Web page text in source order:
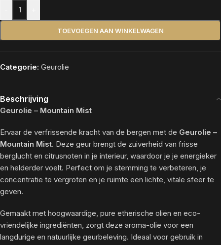
TOEVOEGEN AAN WINKELWAGEN
Alternative:
Categorie: Geurolie
Beschrijving
Geurolie – Mountain Mist
Ervaar de verfrissende kracht van de bergen met de Geurolie –
Mountain Mist. Deze geur brengt de zuiverheid van frisse
berglucht en citrusnoten in je interieur, waardoor je je energieker
en helderder voelt. Perfect om je stemming te verbeteren, je
concentratie te vergroten en je ruimte een lichte, vitale sfeer te
geven.
Gemaakt met hoogwaardige, pure etherische oliën en eco-
vriendelijke ingrediënten, zorgt deze aroma-olie voor een
langdurige en natuurlijke geurbeleving. Ideaal voor gebruik in